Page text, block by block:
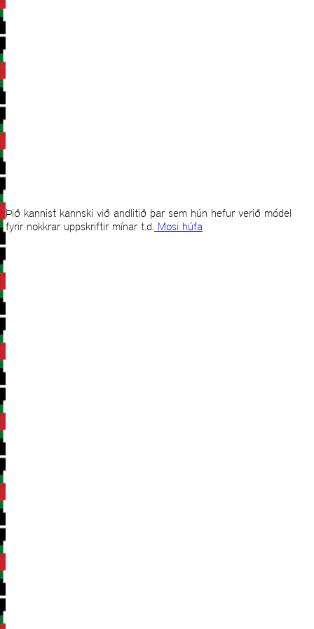
Þið kannist kannski við andlitið þar sem hún hefur verið módel
fyrir nokkrar uppskriftir mínar t.d. Mosi húfa